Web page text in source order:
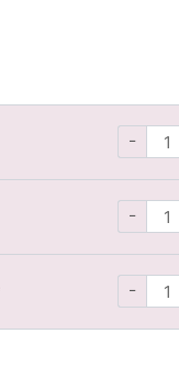
−
−
−